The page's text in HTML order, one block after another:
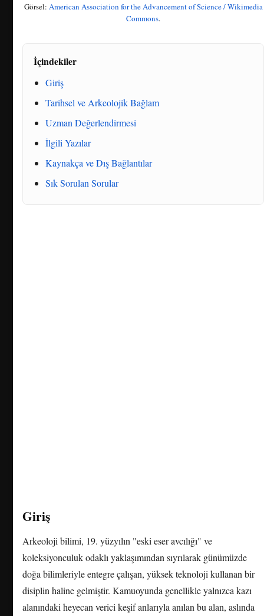
Görsel: American Association for the Advancement of Science / Wikimedia
Commons.
İçindekiler
Giriş
Tarihsel ve Arkeolojik Bağlam
Uzman Değerlendirmesi
İlgili Yazılar
Kaynakça ve Dış Bağlantılar
Sık Sorulan Sorular
Giriş
Arkeoloji bilimi, 19. yüzyılın "eski eser avcılığı" ve
koleksiyonculuk odaklı yaklaşımından sıyrılarak günümüzde
doğa bilimleriyle entegre çalışan, yüksek teknoloji kullanan bir
disiplin haline gelmiştir. Kamuoyunda genellikle yalnızca kazı
alanındaki heyecan verici keşif anlarıyla anılan bu alan, aslında